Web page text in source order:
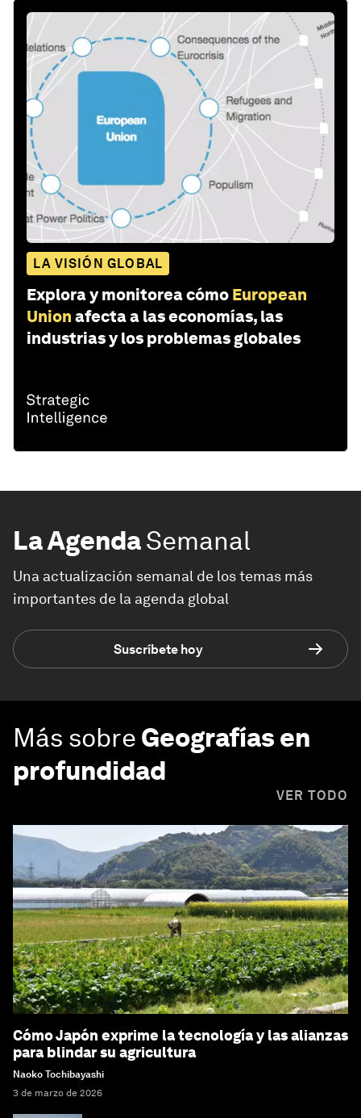
LA VISIÓN GLOBAL
Explora y monitorea cómo European
Union afecta a las economías, las
industrias y los problemas globales
La AgendaSemanal
Una actualización semanal de los temas más
importantes de la agenda global
Suscríbete hoy
Más sobre Geografías en
profundidad
VER TODO
Cómo Japón exprime la tecnología y las alianzas
para blindar su agricultura
Naoko Tochibayashi
3 de marzo de 2026